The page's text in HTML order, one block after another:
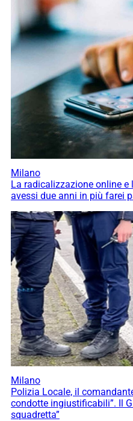
Milano
La radicalizzazione online e
avessi due anni in più farei
Milano
Polizia Locale, il
condotte ingiustificabili”. Il
squadretta”